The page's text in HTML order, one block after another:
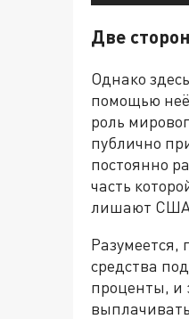
Две
Однако
помощью неё
роль
публично
постоянно
часть
лишают США
Разумеется,
средства
проценты, и